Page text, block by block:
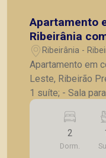
Apartamento
Ribeirânia
Ribeirânia -
Apartamento em
Leste, Ribeirão Preto Sp. - 2
1 suíte; - Sala para 2 ambientes; - Varanda
gourmet; -
Lavanderia; - 1 vaga de garagem. Previsão de
entrega - Outubro de 2026. A
objetivo atender
2
Dorm.